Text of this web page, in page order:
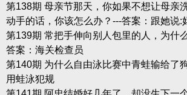
第138期 母亲节那天，你如果不想让母亲
动手的话，你该怎么办？---答案：跟她说:
第139期 常把手伸向别人包里的人，为什
答案：海关检查员
第140期 为什么自由泳比赛中青蛙输给了
用蛙泳犯规